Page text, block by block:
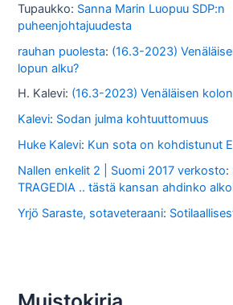
Tupaukko: Sanna Marin Luopuu SDP:n
puheenjohtajuudesta
rauhan puolesta: (16.3-2023)
lopun alku?
H. Kalevi: (16.3-2023) Venäläisen
Kalevi: Sodan julma kohtuuttomuus
Huke Kalevi: Kun sota on kohdistunut
Nallen enkelit 2 | Suomi 2017 verkosto:
TRAGEDIA .. tästä kansan ahdinko
Yrjö Saraste, sotaveteraani: